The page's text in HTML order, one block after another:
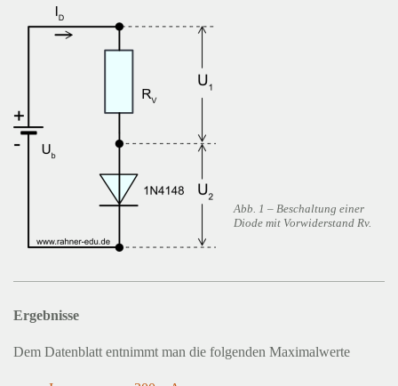
Abb. 1 – Beschaltung einer
Diode mit Vorwiderstand Rv.
Ergebnisse
Dem Datenblatt entnimmt man die folgenden Maximalwerte